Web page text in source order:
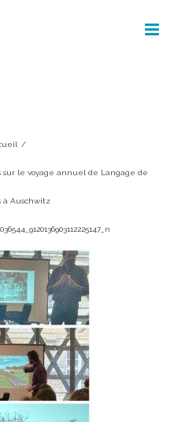
/
sur le voyage annuel de Langage de
à Auschwitz